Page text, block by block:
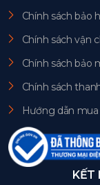
Chính sách bảo
Chính sách vận
Chính sách bảo
Chính sách
Hướng dẫn
KẾT